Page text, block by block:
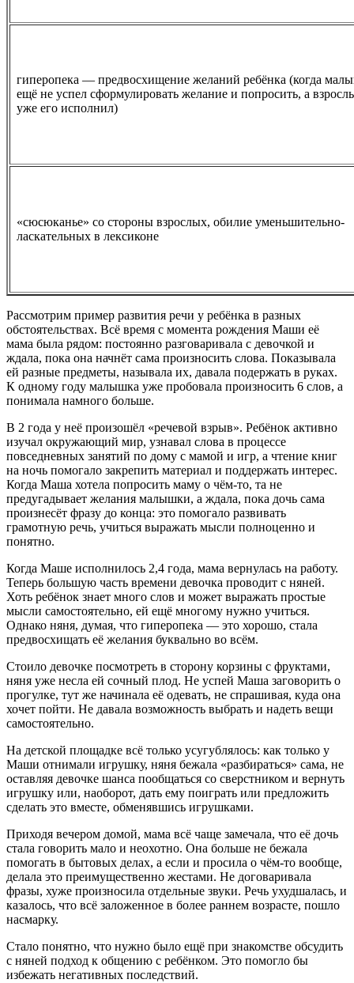
гиперопека — предвосхищение желаний ребёнка (когда
ещё не успел сформулировать желание и попросить, а
уже его исполнил)
«сюсюканье» со стороны взрослых, обилие уменьшительно-
ласкательных в лексиконе
Рассмотрим пример развития речи у ребёнка в разных
обстоятельствах. Всё время с момента рождения Маши её
мама была рядом: постоянно разговаривала с девочкой и
ждала, пока она начнёт сама произносить слова. Показывала
ей разные предметы, называла их, давала подержать в руках.
К одному году малышка уже пробовала произносить 6 слов, а
понимала намного больше.
В 2 года у неё произошёл «речевой взрыв». Ребёнок активно
изучал окружающий мир, узнавал слова в процессе
повседневных занятий по дому с мамой и игр, а чтение книг
на ночь помогало закрепить материал и поддержать интерес.
Когда Маша хотела попросить маму о чём-то, та не
предугадывает желания малышки, а ждала, пока дочь сама
произнесёт фразу до конца: это помогало развивать
грамотную речь, учиться выражать мысли полноценно и
понятно.
Когда Маше исполнилось 2,4 года, мама вернулась на работу.
Теперь большую часть времени девочка проводит с няней.
Хоть ребёнок знает много слов и может выражать простые
мысли самостоятельно, ей ещё многому нужно учиться.
Однако няня, думая, что гиперопека — это хорошо, стала
предвосхищать её желания буквально во всём.
Стоило девочке посмотреть в сторону корзины с фруктами,
няня уже несла ей сочный плод. Не успей Маша заговорить о
прогулке, тут же начинала её одевать, не спрашивая, куда она
хочет пойти. Не давала возможность выбрать и надеть вещи
самостоятельно.
На детской площадке всё только усугублялось: как только у
Маши отнимали игрушку, няня бежала «разбираться» сама, не
оставляя девочке шанса пообщаться со сверстником и вернуть
игрушку или, наоборот, дать ему поиграть или предложить
сделать это вместе, обменявшись игрушками.
Приходя вечером домой, мама всё чаще замечала, что её дочь
стала говорить мало и неохотно. Она больше не бежала
помогать в бытовых делах, а если и просила о чём-то вообще,
делала это преимущественно жестами. Не договаривала
фразы, хуже произносила отдельные звуки. Речь ухудшалась, и
казалось, что всё заложенное в более раннем возрасте, пошло
насмарку.
Стало понятно, что нужно было ещё при знакомстве обсудить
с няней подход к общению с ребёнком. Это помогло бы
избежать негативных последствий.